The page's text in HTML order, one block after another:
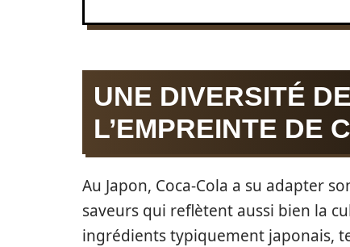
UNE DIVERSITÉ
L’EMPREINTE DE
Au Japon, Coca-Cola a su adapter
saveurs qui reflètent aussi bien la
ingrédients typiquement japonais,